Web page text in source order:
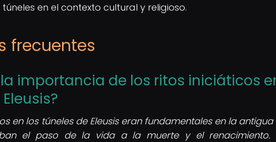
en el contexto cultural y religioso.
frecuentes
la importancia de los ritos iniciáticos
en los túneles de Eleusis eran fundamentales en la
el paso de la vida a la muerte y el renacimiento.